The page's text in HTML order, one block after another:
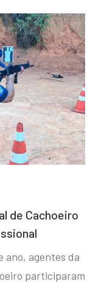
de Cachoeiro
ano, agentes da
participaram